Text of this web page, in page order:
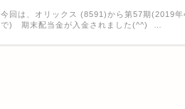
今回は、オリックス (8591)から第57期(2019年
で) 期末配当金が入金されました(^^) …